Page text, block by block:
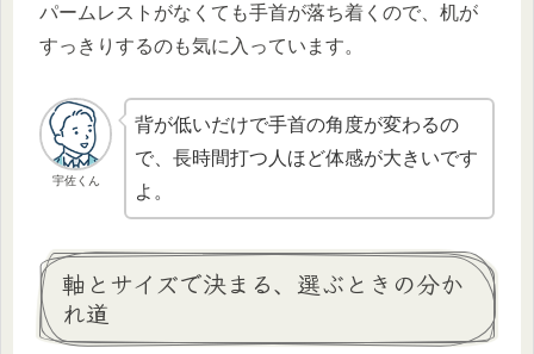
パームレストがなくても手首が落ち着くので、机が
すっきりするのも気に入っています。
宇佐くん
背が低いだけで手首の角度が変わるの
で、長時間打つ人ほど体感が大きいです
よ。
軸とサイズで決まる、選ぶときの分か
れ道